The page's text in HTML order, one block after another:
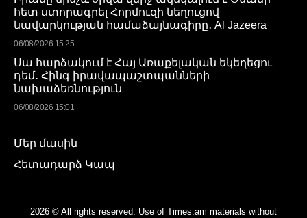
հետ ստորագրել Հորմուզի նեղուցով
նավարկության համաձայնագիրը․ Al Jazeera
06/08/2026 15:25
Սա հարձակում է Հայ Առաքելական եկեղեցու
դեմ․ Հինգ իրավապաշտպանների
նախաձեռնություն
06/08/2026 15:01
Մեր մասին
Հետադարձ Կապ
2026 © All rights reserved. Use of Times.am materials without